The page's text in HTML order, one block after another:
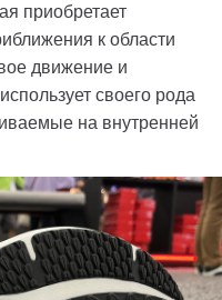
приобретает
к области
движение и
своего рода
на внутренней